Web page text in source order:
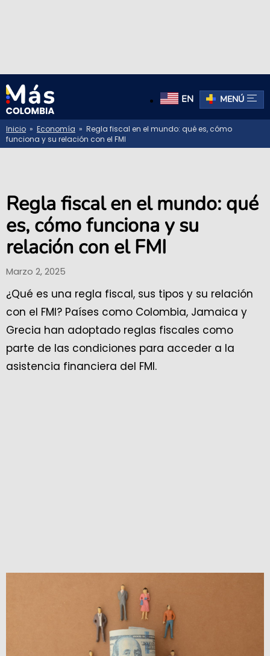
EN MENÚ
Inicio » Economía » Regla fiscal en el mundo: qué es, cómo
funciona y su relación con el FMI
Regla fiscal en el mundo: qué
es, cómo funciona y su
relación con el FMI
Marzo 2, 2025
¿Qué es una regla fiscal, sus tipos y su relación
con el FMI? Países como Colombia, Jamaica y
Grecia han adoptado reglas fiscales como
parte de las condiciones para acceder a la
asistencia financiera del FMI.